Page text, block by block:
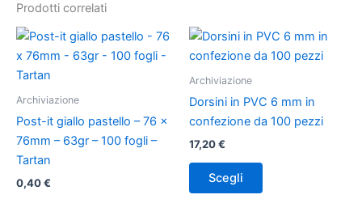
Prodotti correlati
Archiviazione
Post-it giallo pastello – 76 x
76mm – 63gr – 100 fogli –
Tartan
0,40€
Archiviazione
Dorsini in PVC 6 mm in
confezione da 100 pezzi
17,20€
Scegli
Questo
prodotto
essere